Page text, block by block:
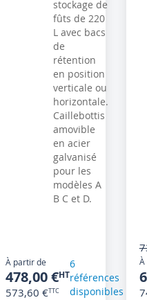
stockage de
fûts de 220
L avec bacs
de
rétention
en position
verticale ou
horizontale.
Caillebottis
amovible
en acier
galvanisé
pour les
modèles A
B C et D.
À partir de
478,00 €
573,60 €
6
références
disponibles
À